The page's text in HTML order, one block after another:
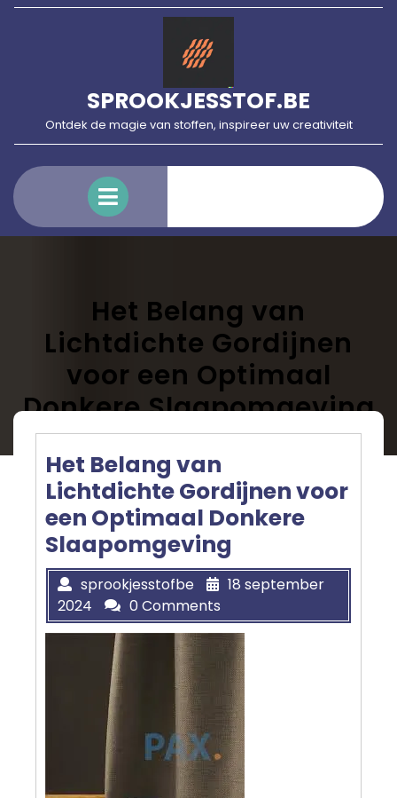
Skip
SPROOKJESSTOF.BE
Ontdek de magie van stoffen, inspireer uw creativiteit
Menu
Het Belang van
Lichtdichte Gordijnen
voor een Optimaal
Donkere Slaapomgeving
Het Belang van
Lichtdichte Gordijnen voor
een Optimaal Donkere
Slaapomgeving
sprookjesstofbe
18 september
2024
0 Comments